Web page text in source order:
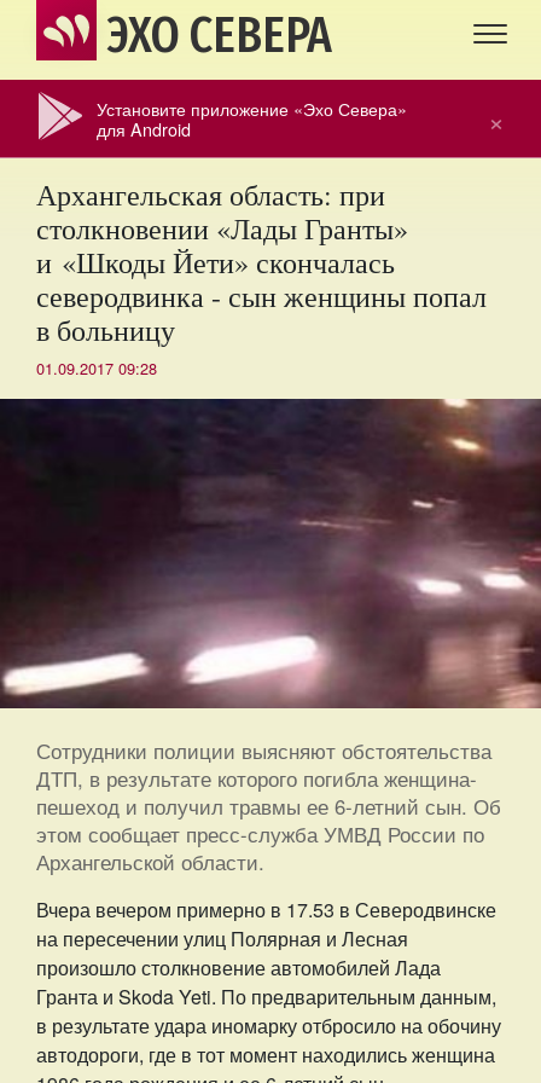
ЭХО СЕВЕРА
×
Установите приложение «Эхо Севера»
для Android
Архангельская область: при
столкновении «Лады Гранты»
и «Шкоды Йети» скончалась
северодвинка - сын женщины попал
в больницу
01.09.2017 09:28
Сотрудники полиции выясняют обстоятельства
ДТП, в результате которого погибла женщина-
пешеход и получил травмы ее 6-летний сын. Об
этом сообщает пресс-служба УМВД России по
Архангельской области.
Вчера вечером примерно в 17.53 в Северодвинске
на пересечении улиц Полярная и Лесная
произошло столкновение автомобилей Лада
Гранта и Skoda Yeti. По предварительным данным,
в результате удара иномарку отбросило на обочину
автодороги, где в тот момент находились женщина